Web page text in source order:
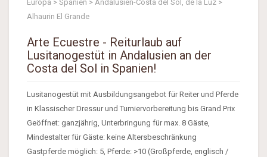
Europa > Spanien > Andalusien-Costa del Sol, de la Luz >
Alhaurin El Grande
Arte Ecuestre - Reiturlaub auf
Lusitanogestüt in Andalusien an der
Costa del Sol in Spanien!
Lusitanogestüt mit Ausbildungsangebot für Reiter und Pferde
in Klassischer Dressur und Turniervorbereitung bis Grand Prix
Geöffnet: ganzjährig, Unterbringung für max. 8 Gäste,
Mindestalter für Gäste: keine Altersbeschränkung
Gastpferde möglich: 5, Pferde: >10 (Großpferde, englisch /